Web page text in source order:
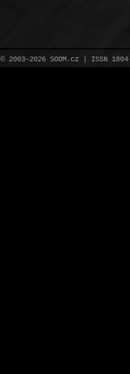
© 2003–2026 SOOM.cz | ISSN